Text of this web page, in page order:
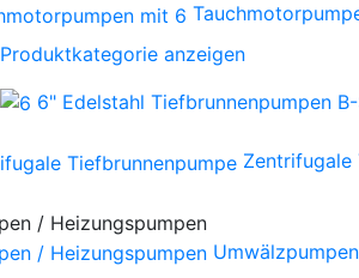
Produktkategorie anzeigen
6" Edelstahl Tiefbrunnenpumpen
Zentrifugale